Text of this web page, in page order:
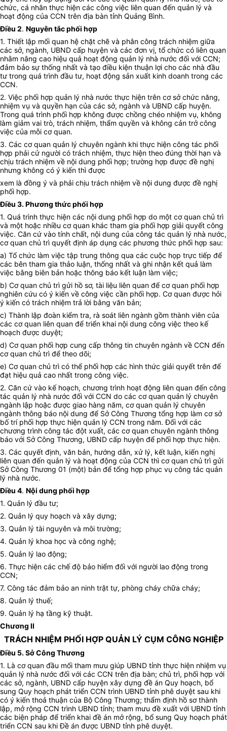
chức, cá nhân thực hiện các công việc liên quan đến quản lý và
hoạt động của CCN trên địa bàn tỉnh Quảng Bình.
Điều 2. Nguyên tắc phối hợp
1. Thiết lập mối quan hệ chặt chẽ và phân công trách nhiệm giữa
các sở, ngành, UBND cấp huyện và các đơn vị, tổ chức có liên quan
nhằm nâng cao hiệu quả hoạt động quản lý nhà nước đối với CCN;
đảm bảo sự thống nhất và tạo điều kiện thuận lợi cho các nhà đầu
tư trong quá trình đầu tư, hoạt động sản xuất kinh doanh trong các
CCN.
2. Việc phối hợp quản lý nhà nước thực hiện trên cơ sở chức năng,
nhiệm vụ và quyền hạn của các sở, ngành và UBND cấp huyện.
Trong quá trình phối hợp không được chồng chéo nhiệm vụ, không
làm giảm vai trò, trách nhiệm, thẩm quyền và không cản trở công
việc của mỗi cơ quan.
3. Các cơ quan quản lý chuyên ngành khi thực hiện công tác phối
hợp phải cử người có trách nhiệm, thực hiện theo đúng thời hạn và
chịu trách nhiệm về nội dung phối hợp; trường hợp được đề nghị
nhưng không có ý kiến thì được
xem là đồng ý và phải chịu trách nhiệm về nội dung được đề nghị
phối hợp.
Điều 3. Phương thức phối hợp
1. Quá trình thực hiện các nội dung phối hợp do một cơ quan chủ trì
và một hoặc nhiều cơ quan khác tham gia phối hợp giải quyết công
việc. Căn cứ vào tính chất, nội dung của công tác quản lý nhà nước,
cơ quan chủ trì quyết định áp dụng các phương thức phối hợp sau:
a) Tổ chức làm việc tập trung thông qua các cuộc họp trực tiếp để
các bên tham gia thảo luận, thống nhất và ghi nhận kết quả làm
việc bằng biên bản hoặc thông báo kết luận làm việc;
b) Cơ quan chủ trì gửi hồ sơ, tài liệu liên quan để cơ quan phối hợp
nghiên cứu có ý kiến về công việc cần phối hợp. Cơ quan được hỏi
ý kiến có trách nhiệm trả lời bằng văn bản;
c) Thành lập đoàn kiểm tra, rà soát liên ngành gồm thành viên của
các cơ quan liên quan để triển khai nội dung công việc theo kế
hoạch được duyệt;
d) Cơ quan phối hợp cung cấp thông tin chuyên ngành về CCN đến
cơ quan chủ trì để theo dõi;
e) Cơ quan chủ trì có thể phối hợp các hình thức giải quyết trên để
đạt hiệu quả cao nhất trong công việc.
2. Căn cứ vào kế hoạch, chương trình hoạt động liên quan đến công
tác quản lý nhà nước đối với CCN do các cơ quan quản lý chuyên
ngành lập hoặc được giao hàng năm, cơ quan quản lý chuyên
ngành thông báo nội dung để Sở Công Thương tổng hợp làm cơ sở
bố trí phối hợp thực hiện quản lý CCN trong năm. Đối với các
chương trình công tác đột xuất, các cơ quan chuyên ngành thông
báo với Sở Công Thương, UBND cấp huyện để phối hợp thực hiện.
3. Các quyết định, văn bản, hướng dẫn, xử lý, kết luận, kiến nghị
liên quan đến quản lý và hoạt động của CCN thì cơ quan chủ trì gửi
Sở Công Thương 01 (một) bản để tổng hợp phục vụ công tác quản
lý nhà nước.
Điều 4. Nội dung phối hợp
1. Quản lý đầu tư;
2. Quản lý quy hoạch và xây dựng;
3. Quản lý tài nguyên và môi trường;
4. Quản lý khoa học và công nghệ;
5. Quản lý lao động;
6. Thực hiện các chế độ bảo hiểm đối với người lao động trong
CCN;
7. Công tác đảm bảo an ninh trật tự, phòng cháy chữa cháy;
8. Quản lý thuế;
9. Quản lý hạ tầng kỹ thuật.
Chương II
TRÁCH NHIỆM PHỐI HỢP QUẢN LÝ CỤM CÔNG NGHIỆP
Điều 5. Sở Công Thương
1. Là cơ quan đầu mối tham mưu giúp UBND tỉnh thực hiện nhiệm vụ
quản lý nhà nước đối với các CCN trên địa bàn; chủ trì, phối hợp với
các sở, ngành, UBND cấp huyện xây dựng đề án Quy hoạch, bổ
sung Quy hoạch phát triển CCN trình UBND tỉnh phê duyệt sau khi
có ý kiến thoả thuận của Bộ Công Thương; thẩm định hồ sơ thành
lập, mở rộng CCN trình UBND tỉnh; tham mưu đề xuất với UBND tỉnh
các biện pháp để triển khai đề án mở rộng, bổ sung Quy hoạch phát
triển CCN sau khi Đề án được UBND tỉnh phê duyệt.